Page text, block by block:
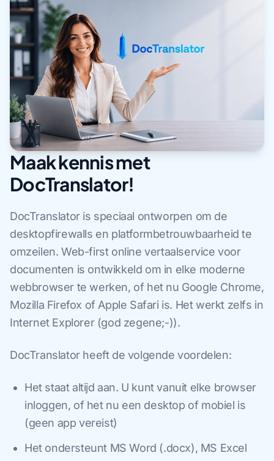
Maak kennis met
DocTranslator!
DocTranslator is speciaal ontworpen om de
desktopfirewalls en platformbetrouwbaarheid te
omzeilen. Web-first online vertaalservice voor
documenten is ontwikkeld om in elke moderne
webbrowser te werken, of het nu Google Chrome,
Mozilla Firefox of Apple Safari is. Het werkt zelfs in
Internet Explorer (god zegene;-)).
DocTranslator heeft de volgende voordelen:
Het staat altijd aan. U kunt vanuit elke browser
inloggen, of het nu een desktop of mobiel is
(geen app vereist)
Het ondersteunt MS Word (.docx), MS Excel